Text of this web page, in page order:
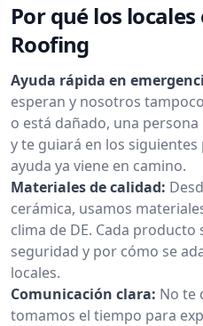
Por qué los
Roofing
Ayuda rápida en
esperan y nosotros
o está dañado, una
y te guiará en los siguientes
ayuda ya viene en camino.
Materiales de calidad:
cerámica, usamos
clima de DE. Cada
seguridad y por cómo se
locales.
Comunicación clara: No te
tomamos el tiempo para